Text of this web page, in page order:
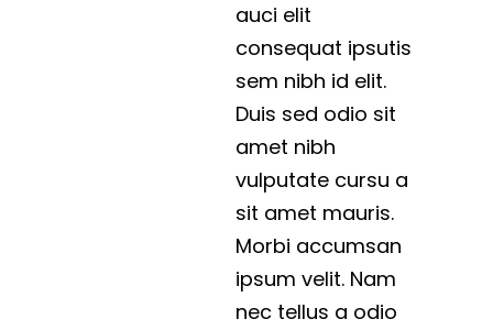
auci elit
consequat ipsutis
sem nibh id elit.
Duis sed odio sit
amet nibh
vulputate cursu a
sit amet mauris.
Morbi accumsan
ipsum velit. Nam
nec tellus a odio